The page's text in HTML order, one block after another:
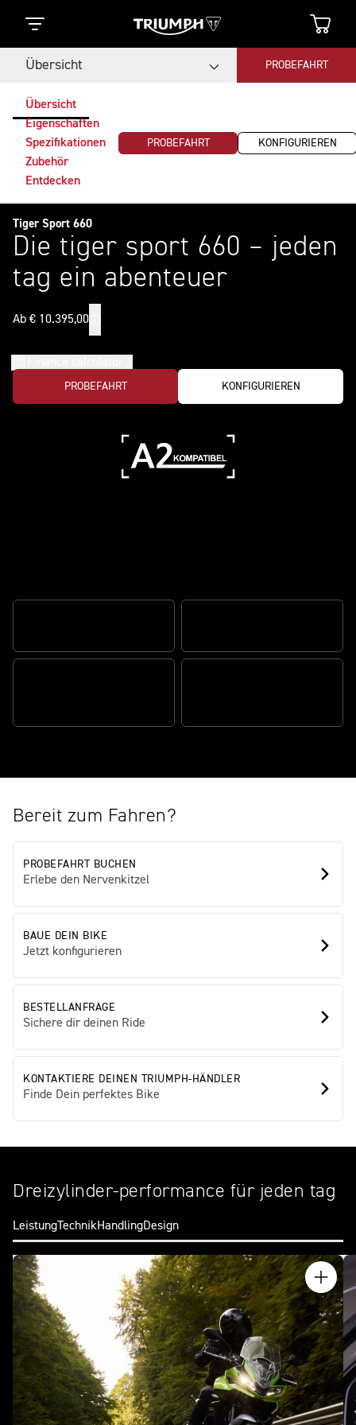
Übersicht PROBEFAHRT
Übersicht
Eigenschaften
Spezifikationen
Zubehör
Entdecken
PROBEFAHRT KONFIGURIEREN
Tiger Sport 660
Die tiger sport 660 – jeden
tag ein abenteuer
Ab € 10.395,00
PROBEFAHRT KONFIGURIEREN
Bereit zum Fahren?
PROBEFAHRT BUCHEN
Erlebe den Nervenkitzel
BAUE DEIN BIKE
Jetzt konfigurieren
BESTELLANFRAGE
Sichere dir deinen Ride
KONTAKTIERE DEINEN TRIUMPH-HÄNDLER
Finde Dein perfektes Bike
Dreizylinder-performance für jeden tag
LeistungTechnikHandlingDesign